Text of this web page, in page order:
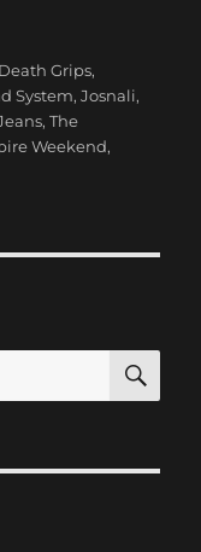
Death Grips,
System,Josnali,
,The
Weekend,